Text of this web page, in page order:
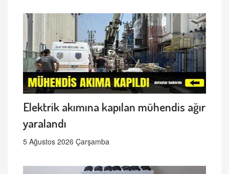
Elektrik akımına kapılan mühendis ağır
yaralandı
5 Ağustos 2026 Çarşamba